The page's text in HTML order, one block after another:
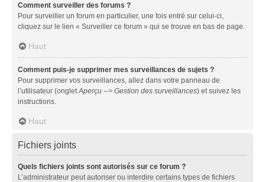
Comment surveiller des forums ?
Pour surveiller un forum en particulier, une fois entré sur celui-ci,
cliquez sur le lien « Surveiller ce forum » qui se trouve en bas de page.
Haut
Comment puis-je supprimer mes surveillances de sujets ?
Pour supprimer vos surveillances, allez dans votre panneau de
l’utilisateur (ongletAperçu --> Gestion des surveillances) et suivez les
instructions.
Haut
Fichiers joints
Quels fichiers joints sont autorisés sur ce forum ?
L’administrateur peut autoriser ou interdire certains types de fichiers